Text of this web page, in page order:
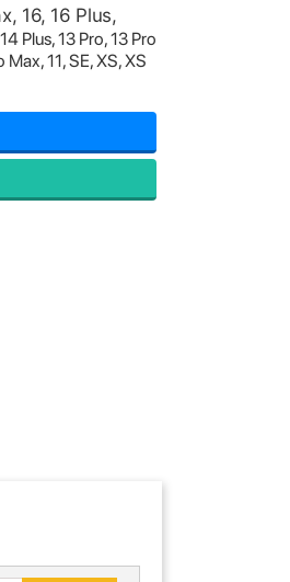
16, 16 Plus,
Plus, 13 Pro, 13 Pro
Max, 11, SE, XS, XS